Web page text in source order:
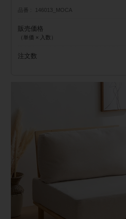
品番 146013_MOCA
販売価格
（単価 × 入数）
注文数